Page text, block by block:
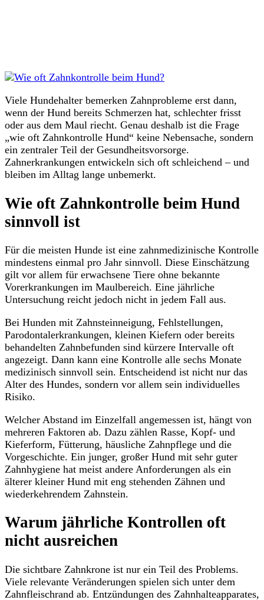
Viele Hundehalter bemerken Zahnprobleme erst dann,
wenn der Hund bereits Schmerzen hat, schlechter frisst
oder aus dem Maul riecht. Genau deshalb ist die Frage
„wie oft Zahnkontrolle Hund“ keine Nebensache, sondern
ein zentraler Teil der Gesundheitsvorsorge.
Zahnerkrankungen entwickeln sich oft schleichend – und
bleiben im Alltag lange unbemerkt.
Wie oft Zahnkontrolle beim Hund
sinnvoll ist
Für die meisten Hunde ist eine zahnmedizinische Kontrolle
mindestens einmal pro Jahr sinnvoll. Diese Einschätzung
gilt vor allem für erwachsene Tiere ohne bekannte
Vorerkrankungen im Maulbereich. Eine jährliche
Untersuchung reicht jedoch nicht in jedem Fall aus.
Bei Hunden mit Zahnsteinneigung, Fehlstellungen,
Parodontalerkrankungen, kleinen Kiefern oder bereits
behandelten Zahnbefunden sind kürzere Intervalle oft
angezeigt. Dann kann eine Kontrolle alle sechs Monate
medizinisch sinnvoll sein. Entscheidend ist nicht nur das
Alter des Hundes, sondern vor allem sein individuelles
Risiko.
Welcher Abstand im Einzelfall angemessen ist, hängt von
mehreren Faktoren ab. Dazu zählen Rasse, Kopf- und
Kieferform, Fütterung, häusliche Zahnpflege und die
Vorgeschichte. Ein junger, großer Hund mit sehr guter
Zahnhygiene hat meist andere Anforderungen als ein
älterer kleiner Hund mit eng stehenden Zähnen und
wiederkehrendem Zahnstein.
Warum jährliche Kontrollen oft
nicht ausreichen
Die sichtbare Zahnkrone ist nur ein Teil des Problems.
Viele relevante Veränderungen spielen sich unter dem
Zahnfleischrand ab. Entzündungen des Zahnhalteapparates,